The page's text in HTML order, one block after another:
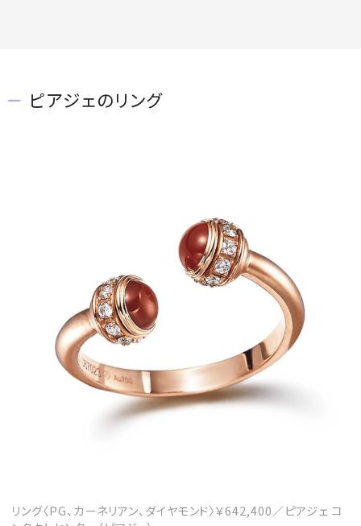
ピアジェのリング
リング〈PG、カーネリアン、ダイヤモンド〉￥642,400／ピアジェ コ